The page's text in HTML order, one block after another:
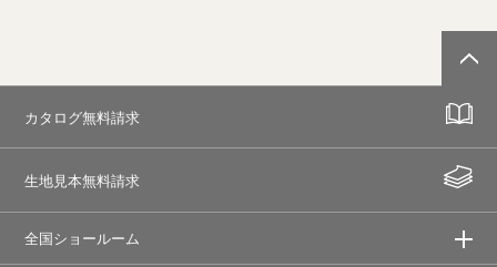
カタログ無料請求
生地見本無料請求
全国ショールーム